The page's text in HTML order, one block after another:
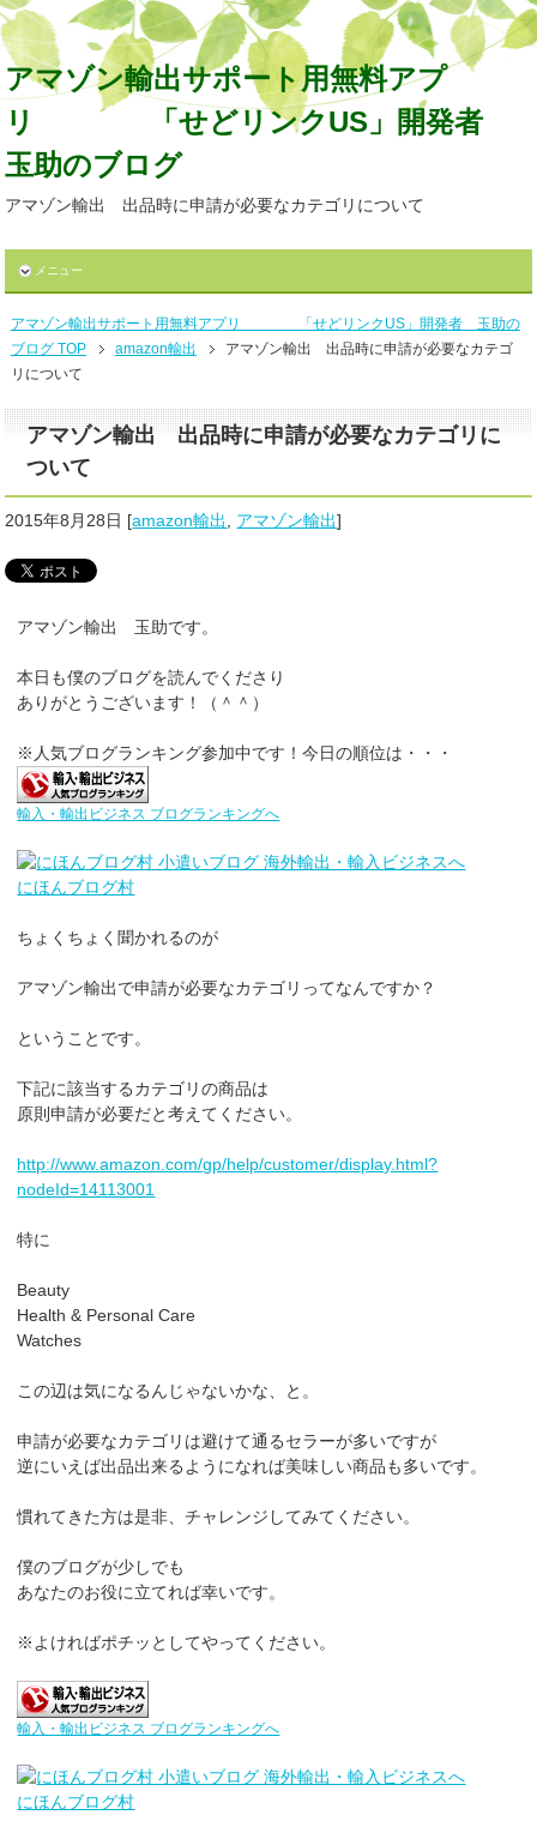
アマゾン輸出サポート用無料アプ
リ 「せどリンクUS」開発者
玉助のブログ
アマゾン輸出 出品時に申請が必要なカテゴリについて
メニュー
アマゾン輸出サポート用無料アプリ 「せどリンクUS」開発者 玉助の
ブログ TOP
amazon輸出
アマゾン輸出 出品時に申請が必要なカテゴ
リについて
アマゾン輸出 出品時に申請が必要なカテゴリに
ついて
2015年8月28日 [amazon輸出 アマゾン輸出]
アマゾン輸出 玉助です。
本日も僕のブログを読んでくださり
ありがとうございます！（＾＾）
※人気ブログランキング参加中です！今日の順位は・・・
輸入・輸出ビジネス ブログランキングへ
にほんブログ村
ちょくちょく聞かれるのが
アマゾン輸出で申請が必要なカテゴリってなんですか？
ということです。
下記に該当するカテゴリの商品は
原則申請が必要だと考えてください。
http://www.amazon.com/gp/help/customer/display.html?
nodeId=14113001
特に
Beauty
Health & Personal Care
Watches
この辺は気になるんじゃないかな、と。
申請が必要なカテゴリは避けて通るセラーが多いですが
逆にいえば出品出来るようになれば美味しい商品も多いです。
慣れてきた方は是非、チャレンジしてみてください。
僕のブログが少しでも
あなたのお役に立てれば幸いです。
※よければポチッとしてやってください。
輸入・輸出ビジネス ブログランキングへ
にほんブログ村